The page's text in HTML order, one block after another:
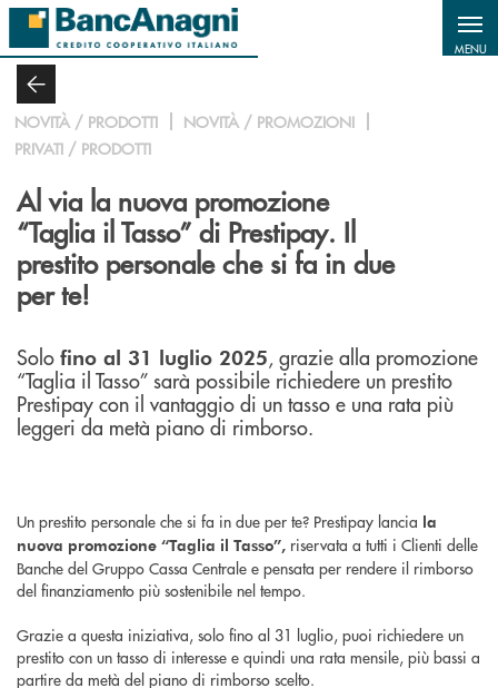
Salta al contenuto principale
MENU
NOVITÀ / PRODOTTI
NOVITÀ / PROMOZIONI
PRIVATI / PRODOTTI
Al via la nuova promozione
“Taglia il Tasso” di Prestipay. Il
prestito personale che si fa in due
per te!
Solo fino al 31 luglio 2025, grazie alla promozione
“Taglia il Tasso” sarà possibile richiedere un prestito
Prestipay con il vantaggio di un tasso e una rata più
leggeri da metà piano di rimborso.
Un prestito personale che si fa in due per te? Prestipay lancia la
nuova promozione “Taglia il Tasso”, riservata a tutti i Clienti delle
Banche del Gruppo Cassa Centrale e pensata per rendere il rimborso
del finanziamento più sostenibile nel tempo.
Grazie a questa iniziativa, solo fino al 31 luglio, puoi richiedere un
prestito con un tasso di interesse e quindi una rata mensile, più bassi a
partire da metà del piano di rimborso scelto.